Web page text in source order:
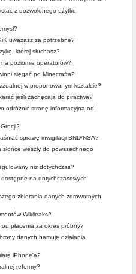
z dozwolonego użytku
uważasz za potrzebne?
której słuchasz?
poziomie operatorów?
sięgać po Minecrafta?
w proponowanym kształcie?
jeśli zachęcają do piractwa?
odróżnić stronę informacyjną od
sprawę inwigilacji BND/NSA?
weszły do powszechnego
niż dotychczas?
na dotychczasowych
zbierania danych zdrowotnych
Wikileaks?
płacenia za okres próbny?
danych hamuje działania
iPhone'a?
reformy?